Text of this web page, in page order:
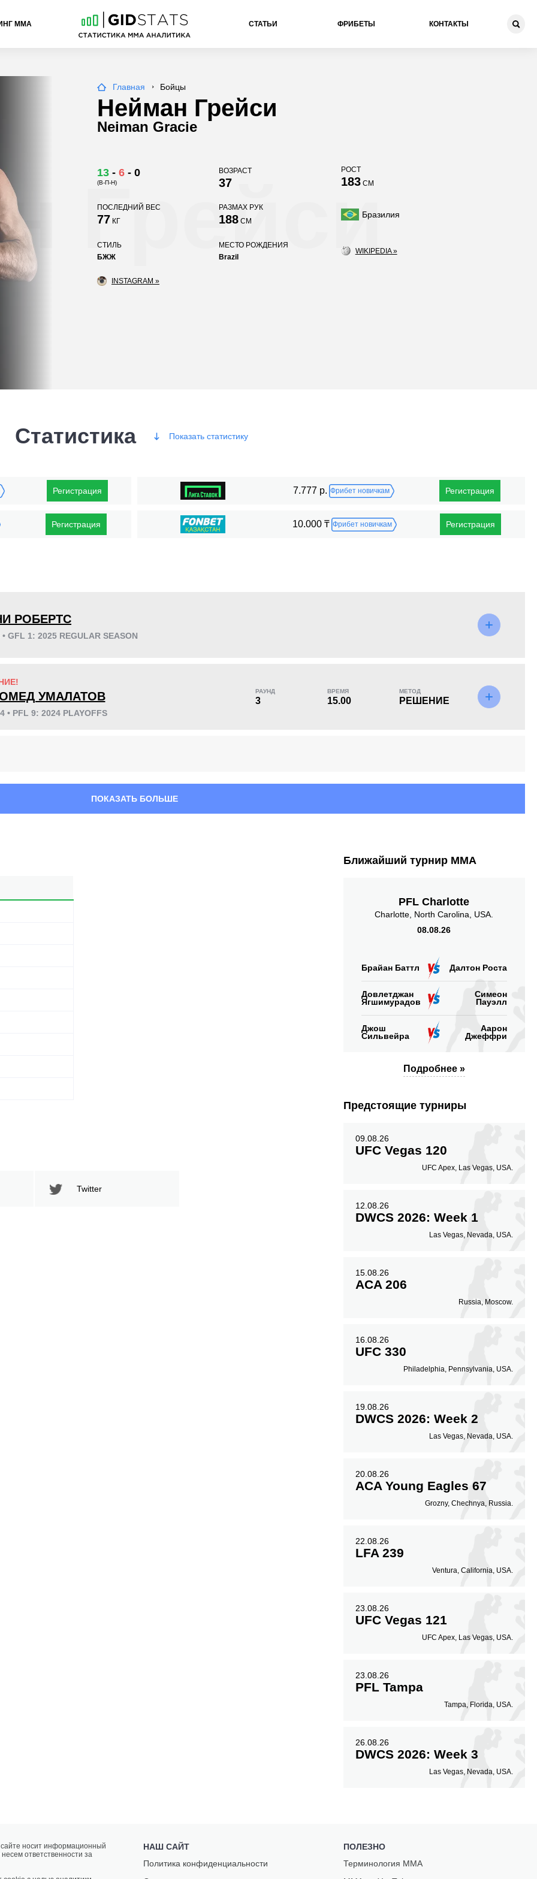
ММА СТАТЬИ ФРИБЕТЫ КОНТАКТЫ
Грейси
Главная Бойцы
Нейман Грейси
Neiman Gracie
13 - 6 - 0
(В-П-Н)
ВОЗРАСТ
37
РОСТ
183СМ
ПОСЛЕДНИЙ ВЕС
77 КГ
РАЗМАХ РУК
188 СМ
Бразилия
СТИЛЬ
БЖЖ
МЕСТО РОЖДЕНИЯ
Brazil
WIKIPEDIA »
INSTAGRAM »
Статистика Показатьстатистику
1(8%)
Поражения
Среднее время боя
Регистрация 7.777 р. Фрибет новичкам Регистрация
Регистрация 10.000 ₸ Фрибет новичкам Регистрация
РОБЕРТС
GFL 1: 2025 REGULAR SEASON
УМАЛАТОВ
• PFL 9: 2024 PLAYOFFS
РАУНД
3
ВРЕМЯ
15.00
МЕТОД
РЕШЕНИЕ
ПОКАЗАТЬ БОЛЬШЕ
Twitter
Ближайший турнир ММА
PFL Charlotte
Charlotte, North Carolina, USA.
08.08.26
Брайан Баттл Далтон Роста
Довлетджан
Ягшимурадов
Симеон
Пауэлл
Джош
Сильвейра
Аарон
Джеффри
Подробнее »
Предстоящие турниры
09.08.26
UFC Vegas 120
UFC Apex, Las Vegas, USA.
12.08.26
DWCS 2026: Week 1
Las Vegas, Nevada, USA.
15.08.26
ACA 206
Russia, Moscow.
16.08.26
UFC 330
Philadelphia, Pennsylvania, USA.
19.08.26
DWCS 2026: Week 2
Las Vegas, Nevada, USA.
20.08.26
ACA Young Eagles 67
Grozny, Chechnya, Russia.
22.08.26
LFA 239
Ventura, California, USA.
23.08.26
UFC Vegas 121
UFC Apex, Las Vegas, USA.
23.08.26
PFL Tampa
Tampa, Florida, USA.
26.08.26
DWCS 2026: Week 3
Las Vegas, Nevada, USA.
сайте носит информационный
ответственности за
НАШ САЙТ
Политика конфиденциальности
ПОЛЕЗНО
Терминология ММА